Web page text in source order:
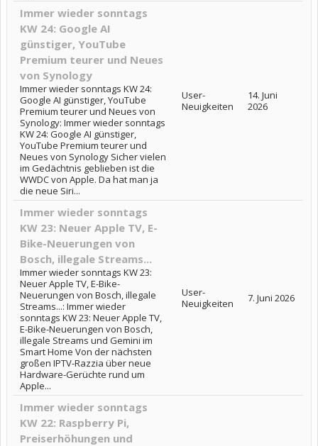
Immer wieder sonntags
KW 24: Google AI
günstiger, YouTube
Premium teurer und Neues
von Synology
Immer wieder sonntags KW 24:
Google AI günstiger, YouTube
Premium teurer und Neues von
Synology: Immer wieder sonntags
KW 24: Google AI günstiger,
YouTube Premium teurer und
Neues von Synology Sicher vielen
im Gedächtnis geblieben ist die
WWDC von Apple. Da hat man ja
die neue Siri...
User-
Neuigkeiten
14. Juni
2026
Immer wieder sonntags
KW 23: Neuer Apple TV, E-
Bike-Neuerungen von
Bosch, illegale Streams...
Immer wieder sonntags KW 23:
Neuer Apple TV, E-Bike-
Neuerungen von Bosch, illegale
Streams...: Immer wieder
sonntags KW 23: Neuer Apple TV,
E-Bike-Neuerungen von Bosch,
illegale Streams und Gemini im
Smart Home Von der nächsten
großen IPTV-Razzia über neue
Hardware-Gerüchte rund um
Apple...
User-
Neuigkeiten
7. Juni 2026
Immer wieder sonntags
KW 22: Raspberry Pi,
Preiserhöhungen und